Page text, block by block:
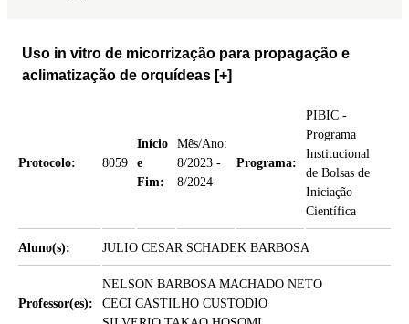
Uso in vitro de micorrização para propagação e
aclimatização de orquídeas [+]
Protocolo: 8059
Início
e
Fim:
Mês/Ano:
8/2023 -
8/2024
Programa:
PIBIC -
Programa
Institucional
de Bolsas de
Iniciação
Científica
Aluno(s): JULIO CESAR SCHADEK BARBOSA
Professor(es):
NELSON BARBOSA MACHADO NETO
CECI CASTILHO CUSTODIO